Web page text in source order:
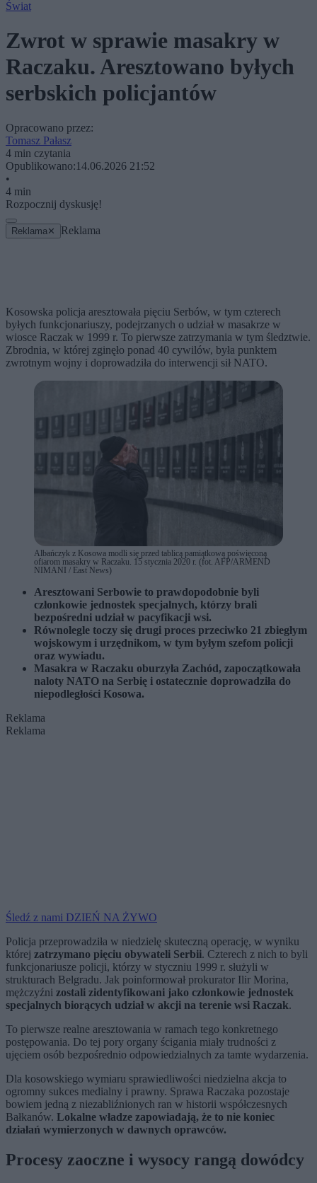
Świat
Zwrot w sprawie masakry w
Raczaku. Aresztowano byłych
serbskich policjantów
Opracowano przez:
Tomasz Pałasz
4 min czytania
Opublikowano:14.06.2026 21:52
•
4 min
Rozpocznij dyskusję!
Reklama ✕ Reklama
Kosowska policja aresztowała pięciu Serbów, w tym czterech
byłych funkcjonariuszy, podejrzanych o udział w masakrze w
wiosce Raczak w 1999 r. To pierwsze zatrzymania w tym śledztwie.
Zbrodnia, w której zginęło ponad 40 cywilów, była punktem
zwrotnym wojny i doprowadziła do interwencji sił NATO.
Albańczyk z Kosowa modli się przed tablicą pamiątkową poświęconą
ofiarom masakry w Raczaku. 15 stycznia 2020 r. (fot. AFP/ARMEND
NIMANI / East News)
Aresztowani Serbowie to prawdopodobnie byli
członkowie jednostek specjalnych, którzy brali
bezpośredni udział w pacyfikacji wsi.
Równolegle toczy się drugi proces przeciwko 21 zbiegłym
wojskowym i urzędnikom, w tym byłym szefom policji
oraz wywiadu.
Masakra w Raczaku oburzyła Zachód, zapoczątkowała
naloty NATO na Serbię i ostatecznie doprowadziła do
niepodległości Kosowa.
Reklama
Reklama
Śledź z nami DZIEŃ NA ŻYWO
Policja przeprowadziła w niedzielę skuteczną operację, w wyniku
której zatrzymano pięciu obywateli Serbii. Czterech z nich to byli
funkcjonariusze policji, którzy w styczniu 1999 r. służyli w
strukturach Belgradu. Jak poinformował prokurator Ilir Morina,
mężczyźni zostali zidentyfikowani jako członkowie jednostek
specjalnych biorących udział w akcji na terenie wsi Raczak.
To pierwsze realne aresztowania w ramach tego konkretnego
postępowania. Do tej pory organy ścigania miały trudności z
ujęciem osób bezpośrednio odpowiedzialnych za tamte wydarzenia.
Dla kosowskiego wymiaru sprawiedliwości niedzielna akcja to
ogromny sukces medialny i prawny. Sprawa Raczaka pozostaje
bowiem jedną z niezabliźnionych ran w historii współczesnych
Bałkanów. Lokalne władze zapowiadają, że to nie koniec
działań wymierzonych w dawnych oprawców.
Procesy zaoczne i wysocy rangą dowódcy